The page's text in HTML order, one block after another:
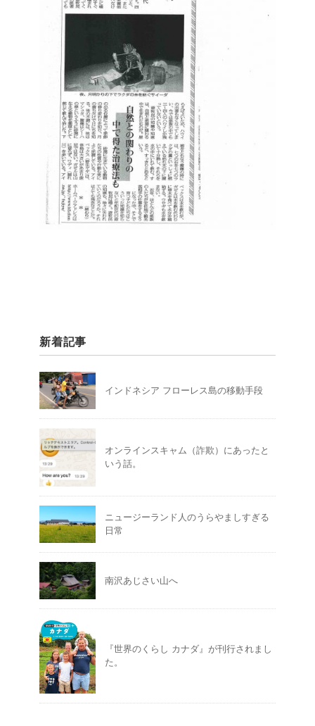
新着記事
インドネシア フローレス島の移動手段
オンラインスキャム（詐欺）にあったと
いう話。
ニュージーランド人のうらやましすぎる
日常
南沢あじさい山へ
『世界のくらし カナダ』が刊行されまし
た。